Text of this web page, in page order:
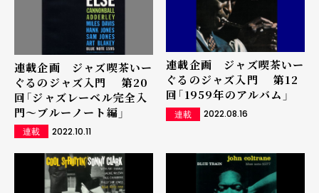
連載企画 ジャズ喫茶いー
ぐるのジャズ入門 第20
回「ジャズレーベル完全入
門～ブルーノート編」
連載 2022.10.11
連載企画 ジャズ喫茶いー
ぐるのジャズ入門 第12
回「1959年のアルバム」
連載 2022.08.16